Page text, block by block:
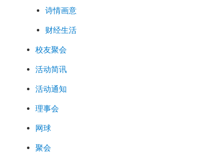
诗情画意
财经生活
校友聚会
活动简讯
活动通知
理事会
网球
聚会